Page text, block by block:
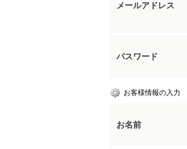
メールアドレス
パスワード
お客様情報の入力
お名前